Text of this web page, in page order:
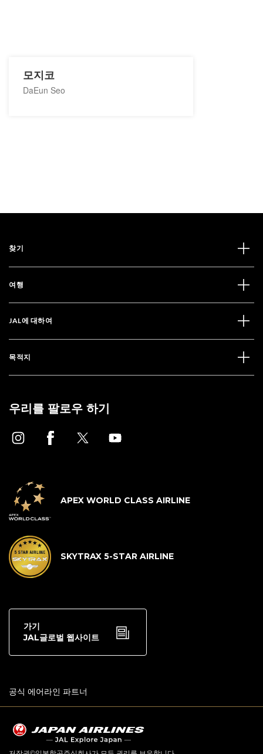
모지코
DaEun Seo
찾기
여행
JAL에 대하여
목적지
우리를 팔로우 하기
APEX WORLD CLASS AIRLINE
SKYTRAX 5-STAR AIRLINE
가기
JAL글로벌 웹사이트
공식 에어라인 파트너